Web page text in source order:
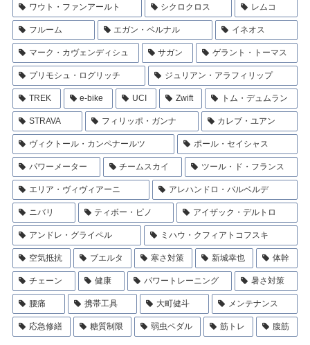
ワウト・ファンアールト シクロクロス レムコ
フルーム エガン・ベルナル イネオス
マーク・カヴェンディシュ サガン ゲラント・トーマス
プリモシュ・ログリッチ ジュリアン・アラフィリップ
TREK e-bike UCI Zwift トム・デュムラン
STRAVA フィリッポ・ガンナ カレブ・ユアン
ヴィクトール・カンペナールツ ポール・セイシャス
パワーメーター チームスカイ ツール・ド・フランス
エリア・ヴィヴィアーニ アレハンドロ・バルベルデ
ニバリ ティボー・ピノ アイザック・デルトロ
アンドレ・グライペル ミハウ・クフィアトコフスキ
空気抵抗 ブエルタ 寒さ対策 新城幸也 体幹
チェーン 健康 パワートレーニング 暑さ対策
腰痛 携帯工具 大町健斗 メンテナンス
応急修繕 糖質制限 弱虫ペダル 筋トレ 腹筋